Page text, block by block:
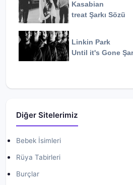
Kasabian
treat Şarkı Sözü
Linkin Park
Until it's Gone
Diğer Sitelerimiz
Bebek İsimleri
Rüya Tabirleri
Burçlar